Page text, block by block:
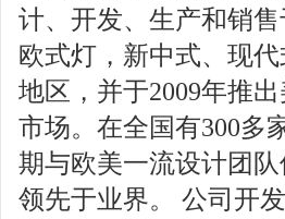
计、开发、生产和销
欧式灯，新中式、现
地区，并于2009年推
市场。在全国有300多
期与欧美一流设计团
领先于业界。 公司开